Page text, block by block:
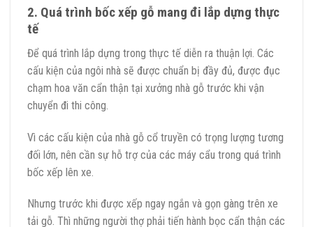
2. Quá trình bốc xếp gỗ mang đi lắp dựng thực
tế
Để quá trình lắp dựng trong thực tế diễn ra thuận lợi. Các
cấu kiện của ngôi nhà sẽ được chuẩn bị đầy đủ, được đục
chạm hoa văn cẩn thận tại xưởng nhà gỗ trước khi vận
chuyển đi thi công.
Vì các cấu kiện của nhà gỗ cổ truyền có trọng lượng tương
đối lớn, nên cần sự hỗ trợ của các máy cẩu trong quá trình
bốc xếp lên xe.
Nhưng trước khi được xếp ngay ngắn và gọn gàng trên xe
tải gỗ. Thì những người thợ phải tiến hành bọc cẩn thận các